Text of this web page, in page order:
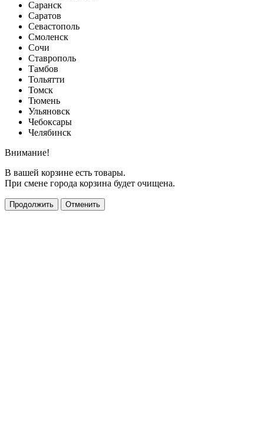
Саранск
Саратов
Севастополь
Смоленск
Сочи
Ставрополь
Тамбов
Тольятти
Томск
Тюмень
Ульяновск
Чебоксары
Челябинск
Внимание!
В вашей корзине есть товары.
При смене города корзина будет очищена.
Продолжить Отменить